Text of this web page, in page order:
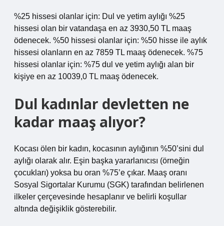
%25 hissesi olanlar için: Dul ve yetim aylığı %25
hissesi olan bir vatandaşa en az 3930,50 TL maaş
ödenecek. %50 hissesi olanlar için: %50 hisse ile aylık
hissesi olanların en az 7859 TL maaş ödenecek. %75
hissesi olanlar için: %75 dul ve yetim aylığı alan bir
kişiye en az 10039,0 TL maaş ödenecek.
Dul kadınlar devletten ne
kadar maaş alıyor?
Kocası ölen bir kadın, kocasının aylığının %50’sini dul
aylığı olarak alır. Eşin başka yararlanıcısı (örneğin
çocukları) yoksa bu oran %75’e çıkar. Maaş oranı
Sosyal Sigortalar Kurumu (SGK) tarafından belirlenen
ilkeler çerçevesinde hesaplanır ve belirli koşullar
altında değişiklik gösterebilir.